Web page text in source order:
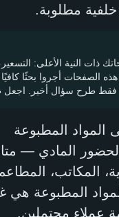
مطلوبة.
ذات النية الأعلى:
الصفحات أجروا بحثًا
فقط طرح سؤال أخير. اجعل
المادي —
المطبوعة هي
عملاء محتملين.